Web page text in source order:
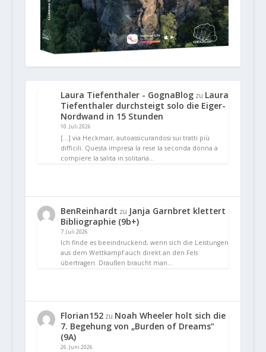
Laura Tiefenthaler - GognaBlogzu Laura
Tiefenthaler durchsteigt solo die Eiger-
Nordwand in 15 Stunden
10. Juli 2026
[…] via Heckmair, autoassicurandosi sui tratti più
difficili. Questa impresa la rese la seconda donna a
compiere la salita in solitaria…
BenReinhardt zu Janja Garnbret klettert
Bibliographie (9b+)
7. Juli 2026
Ich finde es beeindruckend, wenn sich die Leistungen
aus dem Wettkampf auch direkt an den Fels
übertragen. Draußen braucht man…
Florian152zu Noah Wheeler holt sich die
7. Begehung von „Burden of Dreams“
(9A)
26. Juni 2026